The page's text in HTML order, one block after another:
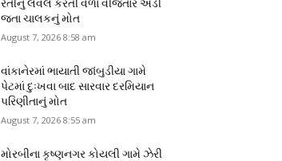
રેતીનું લેવલ કરતી વેળા વીજતાર અડી
જતા ચાલકનું મોત
August 7, 2026 8:58 am
વાંકાનેરમાં ભાયાતી જાંબુડીયા ગામે
પેટમાં દુઃખવા બાદ સારવાર દરમિયાન
પરિણીતાનું મોત
August 7, 2026 8:55 am
મોરબીના કૃષ્ણનગર કોયલી ગામે ઝેરી